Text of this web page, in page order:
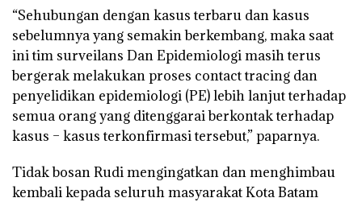
“Sehubungan dengan kasus terbaru dan kasus
sebelumnya yang semakin berkembang, maka saat
ini tim surveilans Dan Epidemiologi masih terus
bergerak melakukan proses contact tracing dan
penyelidikan epidemiologi (PE) lebih lanjut terhadap
semua orang yang ditenggarai berkontak terhadap
kasus – kasus terkonfirmasi tersebut,” paparnya.
Tidak bosan Rudi mengingatkan dan menghimbau
kembali kepada seluruh masyarakat Kota Batam